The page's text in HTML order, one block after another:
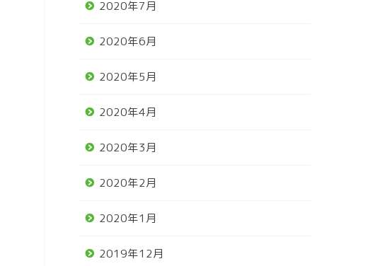
2020年7月
2020年6月
2020年5月
2020年4月
2020年3月
2020年2月
2020年1月
2019年12月